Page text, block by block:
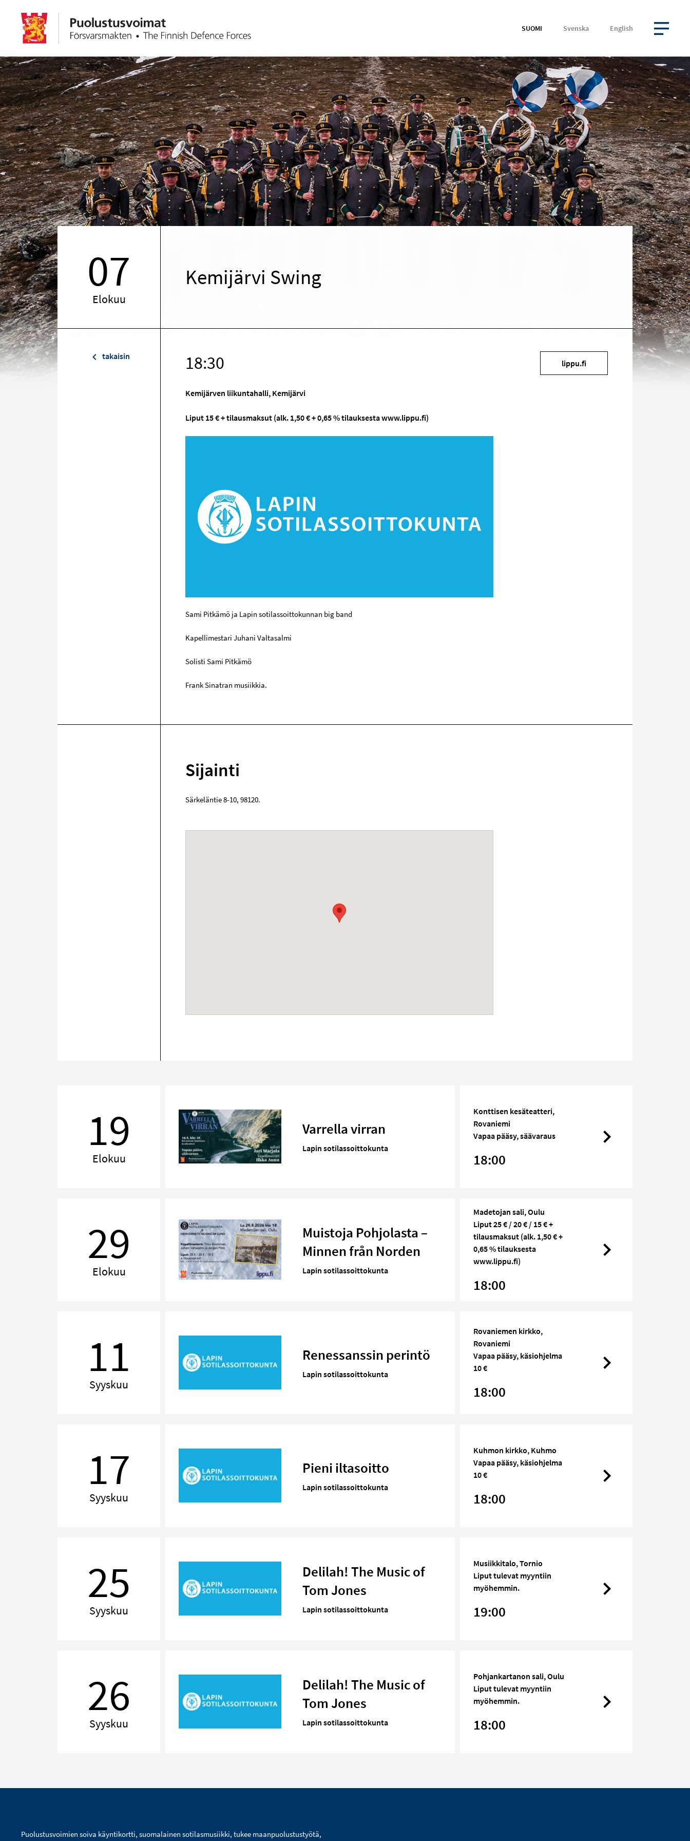
SUOMI Svenska English
AVAA VALIKKO
07
Elokuu
Kemijärvi Swing
takaisin 18:30
sosiaalisessa
lippu.fi
Kemijärven liikuntahalli, Kemijärvi
Liput 15 € + tilausmaksut (alk. 1,50 € + 0,65 % tilauksesta www.lippu.fi)
Sami Pitkämö ja Lapin sotilassoittokunnan big band
Kapellimestari Juhani Valtasalmi
Solisti Sami Pitkämö
Frank Sinatran musiikkia.
Sijainti
Särkeläntie 8-10, 98120.
19
Elokuu
Varrella virran
Lapin sotilassoittokunta
Konttisen kesäteatteri,
Rovaniemi
Vapaa pääsy, säävaraus
18:00
29
Elokuu
Muistoja Pohjolasta –
Minnen från Norden
Lapin sotilassoittokunta
Madetojan sali, Oulu
Liput 25 € / 20 € / 15 € +
tilausmaksut (alk. 1,50 € +
0,65 % tilauksesta
www.lippu.fi)
18:00
11
Syyskuu
Renessanssin perintö
Lapin sotilassoittokunta
Rovaniemen kirkko,
Rovaniemi
Vapaa pääsy, käsiohjelma
10 €
18:00
17
Syyskuu
Pieni iltasoitto
Lapin sotilassoittokunta
Kuhmon kirkko, Kuhmo
Vapaa pääsy, käsiohjelma
10 €
18:00
25
Syyskuu
Delilah! The Music of
Tom Jones
Lapin sotilassoittokunta
Musiikkitalo, Tornio
Liput tulevat myyntiin
myöhemmin.
19:00
26
Syyskuu
Delilah! The Music of
Tom Jones
Lapin sotilassoittokunta
Pohjankartanon sali, Oulu
Liput tulevat myyntiin
myöhemmin.
18:00
Puolustusvoimien soiva käyntikortti, suomalainen sotilasmusiikki, tukee maanpuolustustyötä,